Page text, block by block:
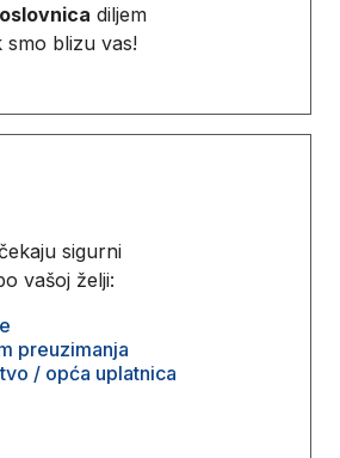
diljem
smo blizu vas!
sigurni
vašoj želji:
preuzimanja
/ opća uplatnica